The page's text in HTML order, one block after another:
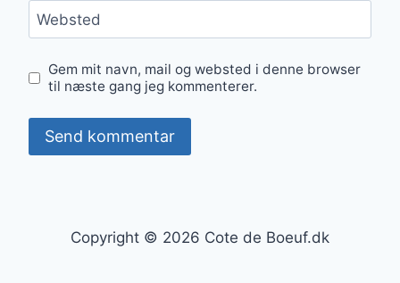
Websted
Gem mit navn, mail og websted i denne browser
til næste gang jeg kommenterer.
Copyright © 2026 Cote de Boeuf.dk